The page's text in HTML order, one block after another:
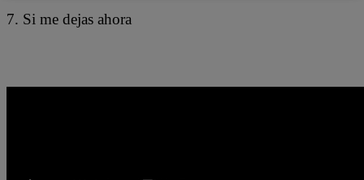
7. Si me dejas ahora